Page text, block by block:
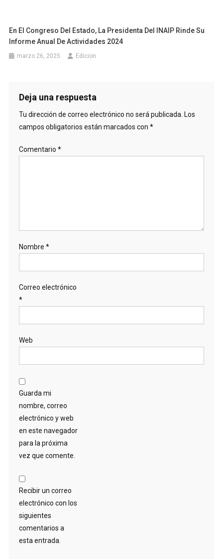
En El Congreso Del Estado, La Presidenta Del INAIP Rinde Su
Informe Anual De Actividades 2024
marzo 26, 2025 Edicion
Deja una respuesta
Tu dirección de correo electrónico no será publicada. Los
campos obligatorios están marcados con *
Comentario *
Nombre *
Correo electrónico
*
Web
Guarda mi
nombre, correo
electrónico y web
en este navegador
para la próxima
vez que comente.
Recibir un correo
electrónico con los
siguientes
comentarios a
esta entrada.